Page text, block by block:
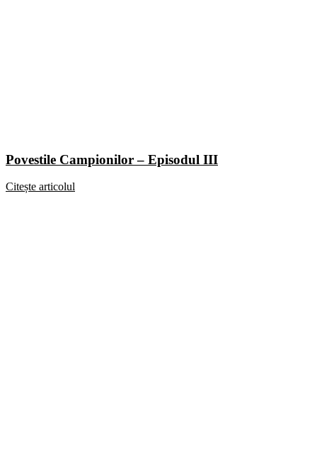
Povestile Campionilor – Episodul III
Citește articolul